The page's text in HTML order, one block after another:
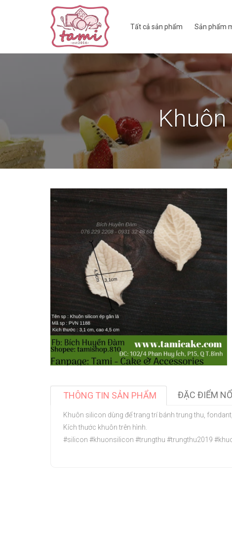
Tất cả sản phẩm Sản phẩm
THÔNG TIN SẢN PHẨM ĐẶC ĐIỂM
Khuôn silicon dùng để trang trí bánh trung thu,
Kích thước khuôn trên hình.
#silicon #khuonsilicon #trungthu #trungthu2019